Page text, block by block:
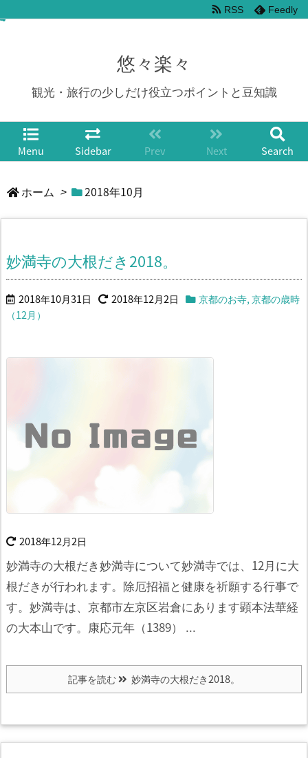
悠々楽々
観光・旅行の少しだけ役立つポイントと豆知識
Menu Sidebar Prev Next Search
RSS Feedly
ホーム > 2018年10月
妙満寺の大根だき2018。
2018年10月31日 2018年12月2日 京都のお寺,京都の歳時
（12月）
2018年12月2日
妙満寺の大根だき妙満寺について妙満寺では、12月に大
根だきが行われます。 除厄招福と健康を祈願する行事で
す。 妙満寺は、京都市左京区岩倉にあります顕本法華経
の大本山です。 康応元年（1389） ...
記事を読む 妙満寺の大根だき2018。